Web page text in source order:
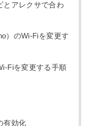
とアレクサで合わ
）のWi-Fiを変更す
Fiを変更する手順
有効化